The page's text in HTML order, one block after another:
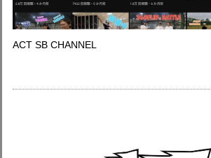
ACT SB CHANNEL